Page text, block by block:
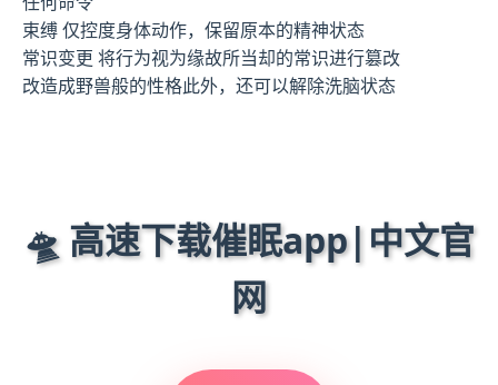
束缚 仅控度身体动作，保留原本的精神状态
常识变更 将行为视为缘故所当却的常识进行篡改
改造成野兽般的性格此外，还可以解除洗脑状态
🛸 高速下载催眠app|中文官
网